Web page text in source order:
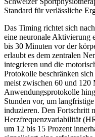
Standard für verlässliche
Das Timing richtet sich
eine neuronale Aktivierung
bis 30 Minuten vor der
erlaubt es dem zentralen
integrieren und die
Protokolle beschränken
meist zwischen 60 und 120
Anwendungsprotokolle
Stunden vor, um
induzieren. Den Fortschritt
Herzfrequenzvariabilität
um 12 bis 15 Prozent